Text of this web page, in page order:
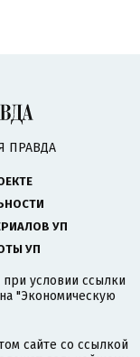
ПРАВДА
УП
УП
условии ссылки
"Экономическую
сайте со ссылкой